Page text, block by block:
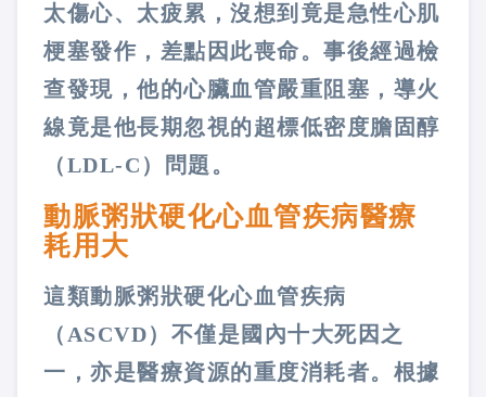
太傷心、太疲累，沒想到竟是急性心肌
梗塞發作，差點因此喪命。事後經過檢
查發現，他的心臟血管嚴重阻塞，導火
線竟是他長期忽視的超標低密度膽固醇
（LDL-C）問題。
動脈粥狀硬化心血管疾病醫療
耗用大
這類動脈粥狀硬化心血管疾病
（ASCVD）不僅是國內十大死因之
一，亦是醫療資源的重度消耗者。根據